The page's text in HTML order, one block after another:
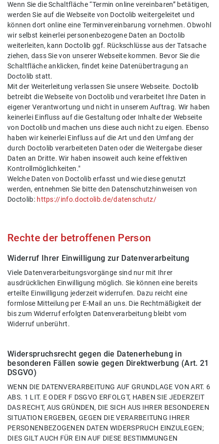
Wenn Sie die Schaltfläche “Termin online vereinbaren” betätigen,
werden Sie auf die Webseite von Doctolib weitergeleitet und
können dort online eine Terminvereinbarung vornehmen. Obwohl
wir selbst keinerlei personenbezogene Daten an Doctolib
weiterleiten, kann Doctolib ggf. Rückschlüsse aus der Tatsache
ziehen, dass Sie von unserer Webseite kommen. Bevor Sie die
Schaltfläche anklicken, findet keine Datenübertragung an
Doctolib statt.
Mit der Weiterleitung verlassen Sie unsere Webseite. Doctolib
betreibt die Webseite von Doctolib und verarbeitet Ihre Daten in
eigener Verantwortung und nicht in unserem Auftrag. Wir haben
keinerlei Einfluss auf die Gestaltung oder Inhalte der Webseite
von Doctolib und machen uns diese auch nicht zu eigen. Ebenso
haben wir keinerlei Einfluss auf die Art und den Umfang der
durch Doctolib verarbeiteten Daten oder die Weitergabe dieser
Daten an Dritte. Wir haben insoweit auch keine effektiven
Kontrollmöglichkeiten."
Welche Daten von Doctolib erfasst und wie diese genutzt
werden, entnehmen Sie bitte den Datenschutzhinweisen von
Doctolib: https://info.doctolib.de/datenschutz/
Rechte der betroffenen Person
Widerruf Ihrer Einwilligung zur Datenverarbeitung
Viele Datenverarbeitungsvorgänge sind nur mit Ihrer
ausdrücklichen Einwilligung möglich. Sie können eine bereits
erteilte Einwilligung jederzeit widerrufen. Dazu reicht eine
formlose Mitteilung per E-Mail an uns. Die Rechtmäßigkeit der
bis zum Widerruf erfolgten Datenverarbeitung bleibt vom
Widerruf unberührt.
Widerspruchsrecht gegen die Datenerhebung in
besonderen Fällen sowie gegen Direktwerbung (Art. 21
DSGVO)
WENN DIE DATENVERARBEITUNG AUF GRUNDLAGE VON ART. 6
ABS. 1 LIT. E ODER F DSGVO ERFOLGT, HABEN SIE JEDERZEIT
DAS RECHT, AUS GRÜNDEN, DIE SICH AUS IHRER BESONDEREN
SITUATION ERGEBEN, GEGEN DIE VERARBEITUNG IHRER
PERSONENBEZOGENEN DATEN WIDERSPRUCH EINZULEGEN;
DIES GILT AUCH FÜR EIN AUF DIESE BESTIMMUNGEN